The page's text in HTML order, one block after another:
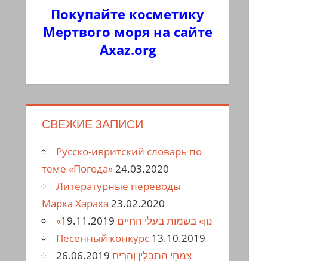
Покупайте косметику
Мертвого моря на сайте
Axaz.org
СВЕЖИЕ ЗАПИСИ
Русско-ивритский словарь по
теме «Погода»24.03.2020
Литературные переводы
Марка Хараха 23.02.2020
«נון» בשמות בעלי החיים 19.11.2019
Песенный конкурс 13.10.2019
צִמחֵי הַתבָלִין וְהַרִיחַ 26.06.2019